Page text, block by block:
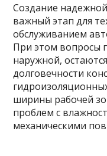
Создание
важный этап для
обслуживанием
При этом вопросы
наружной,
долговечности
ширины рабочей
проблем с
механическими